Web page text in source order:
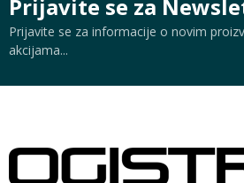
Prijavite se za
Prijavite se za informacije o novim
akcijama...